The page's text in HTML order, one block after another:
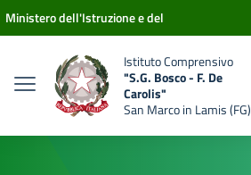
Vai ai contenuti
Vai al menu di navigazione
Vai al footer
Ministero dell'Istruzione e del
Istituto Comprensivo
"S.G. Bosco - F. De
Carolis"
San Marco in Lamis (FG)